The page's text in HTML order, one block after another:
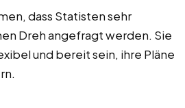
dass Statisten sehr
Dreh angefragt werden. Sie
und bereit sein, ihre Pläne